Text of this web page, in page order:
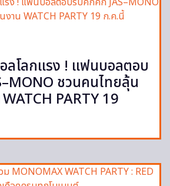
ลโลกแรง ! แฟนบอลตอบ
ชวนคนไทยลุ้น
PARTY 19